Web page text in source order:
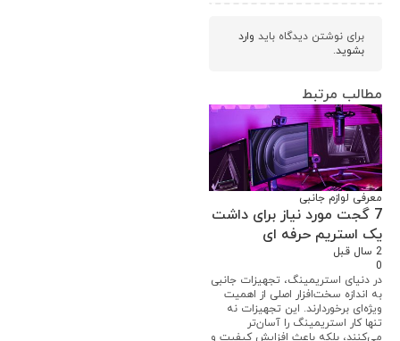
برای نوشتن دیدگاه باید وارد
بشوید.
مطالب مرتبط
معرفی لوازم جانبی
7 گجت مورد نیاز برای داشت
یک استریم حرفه ای
2 سال قبل
0
در دنیای استریمینگ، تجهیزات جانبی
به اندازه سخت‌افزار اصلی از اهمیت
ویژه‌ای برخوردارند. این تجهیزات نه
تنها کار استریمینگ را آسان‌تر
می‌کنند، بلکه باعث افزایش کیفیت و